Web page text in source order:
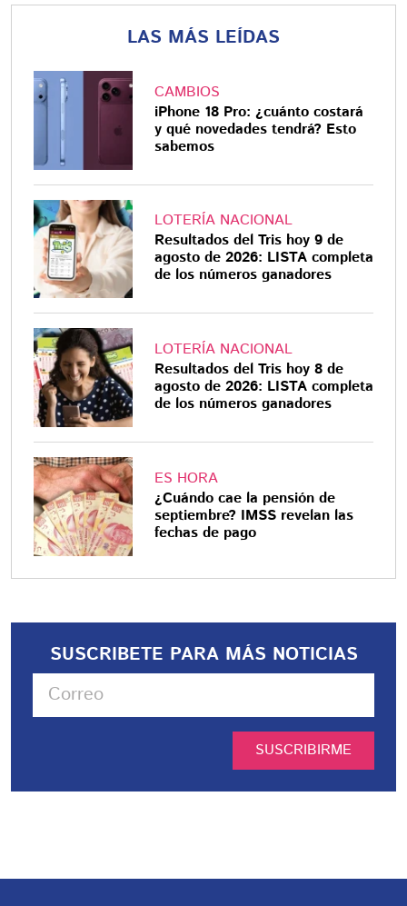
LAS MÁS LEÍDAS
CAMBIOS
iPhone 18 Pro: ¿cuánto costará
y qué novedades tendrá? Esto
sabemos
LOTERÍA NACIONAL
Resultados del Tris hoy 9 de
agosto de 2026: LISTA completa
de los números ganadores
LOTERÍA NACIONAL
Resultados del Tris hoy 8 de
agosto de 2026: LISTA completa
de los números ganadores
ES HORA
¿Cuándo cae la pensión de
septiembre? IMSS revelan las
fechas de pago
SUSCRIBETE PARA MÁS NOTICIAS
SUSCRIBIRME